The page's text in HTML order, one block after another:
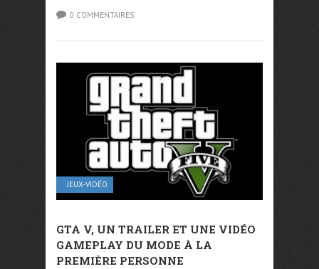
0 COMMENTAIRES
JEUX-VIDÉO
GTA V, UN TRAILER ET UNE VIDÉO
GAMEPLAY DU MODE À LA
PREMIÈRE PERSONNE